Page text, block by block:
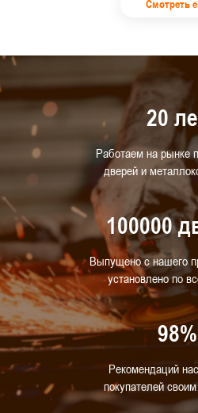
Смотреть
20
Работаем на рынке
дверей и
100000
Выпущено с нашего
установлено по
98%
Рекомендаций
покупателей